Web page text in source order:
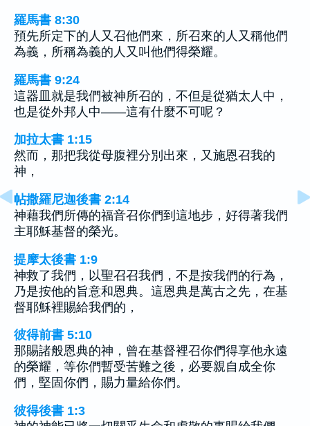
羅馬書 8:30
預先所定下的人又召他們來，所召來的人又稱他們
為義，所稱為義的人又叫他們得榮耀。
羅馬書 9:24
這器皿就是我們被神所召的，不但是從猶太人中，
也是從外邦人中——這有什麼不可呢？
加拉太書 1:15
然而，那把我從母腹裡分別出來，又施恩召我的
神，
帖撒羅尼迦後書 2:14
神藉我們所傳的福音召你們到這地步，好得著我們
主耶穌基督的榮光。
提摩太後書 1:9
神救了我們，以聖召召我們，不是按我們的行為，
乃是按他的旨意和恩典。這恩典是萬古之先，在基
督耶穌裡賜給我們的，
彼得前書 5:10
那賜諸般恩典的神，曾在基督裡召你們得享他永遠
的榮耀，等你們暫受苦難之後，必要親自成全你
們，堅固你們，賜力量給你們。
彼得後書 1:3